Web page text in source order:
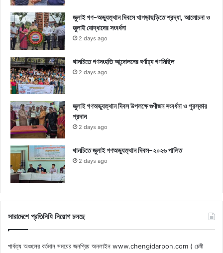
জুলাই গণ-অভ্যুত্থান দিবসে খাগড়াছড়িতে শ্রদ্ধা, আলোচনা ও
জুলাই যোদ্ধাদের সংবর্ধনা
2 days ago
থানচিতে গণসংহতি আন্দোলনের বর্ণাঢ্য গণমিছিল
2 days ago
জুলাই গণঅভ্যুত্থান দিবস উপলক্ষে গুণীজন সংবর্ধনা ও পুরস্কার
প্রদান
2 days ago
থানচিতে জুলাই গণঅভ্যুত্থান দিবস-২০২৬ পালিত
2 days ago
সারাদেশে প্রতিনিধি নিয়োগ চলছে
পার্বত্য অঞ্চলের বর্তমান সময়ের জনপ্রিয় অনলাইন www.chengidarpon.com ( চেঙ্গী